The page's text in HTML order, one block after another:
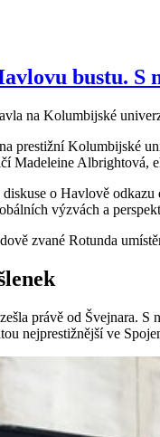
bustu. S
na Kolumbijské
prestižní Kolumbijské
Madeleine
o Havlově
výzvách a
zvané Rotunda
právě od Švejnara.
nejprestižnější ve